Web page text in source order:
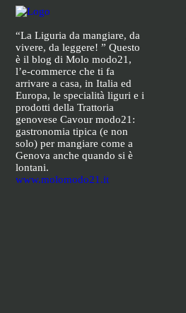
“La Liguria da mangiare, da
vivere, da leggere! ” Questo
è il blog di Molo modo21,
l’e-commerce che ti fa
arrivare a casa, in Italia ed
Europa, le specialità liguri e i
prodotti della Trattoria
genovese Cavour modo21:
gastronomia tipica (e non
solo) per mangiare come a
Genova anche quando si è
lontani.
www.molomodo21.it